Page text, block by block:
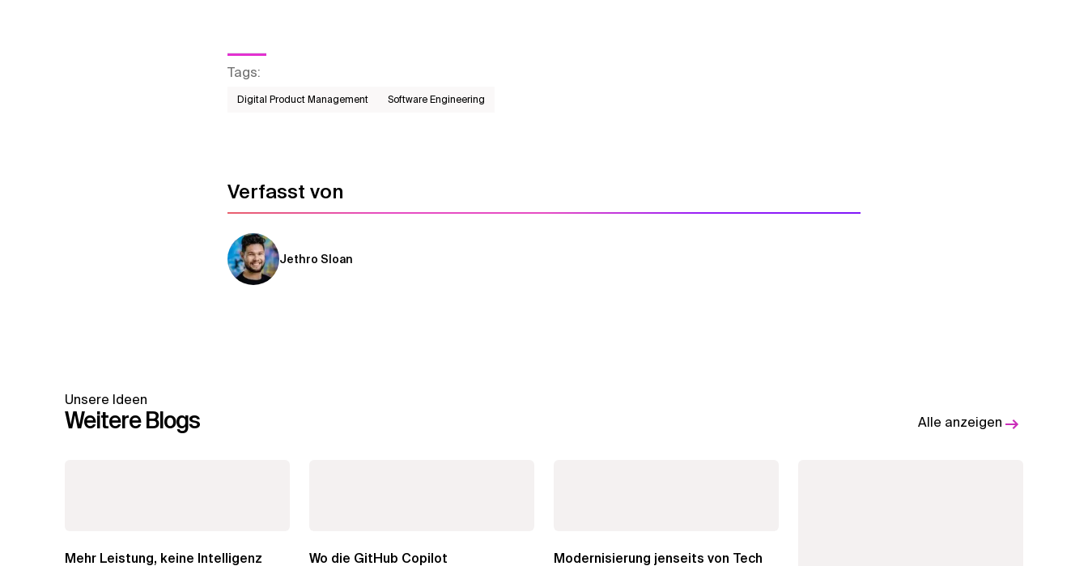
Tags:
Digital Product Management Software Engineering
Verfasst von
Jethro Sloan
Unsere Ideen
Weitere Blogs Alle anzeigen
Mehr Leistung, keine Intelligenz Wo die GitHub Copilot Modernisierung jenseits von Tech